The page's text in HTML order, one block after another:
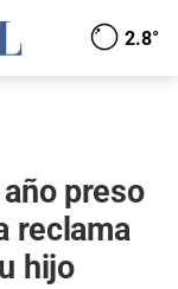
2.8°
preso
reclama
hijo